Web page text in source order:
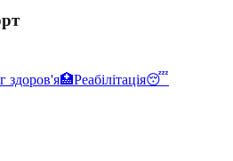
здоров'я🏥Реабілітація😴